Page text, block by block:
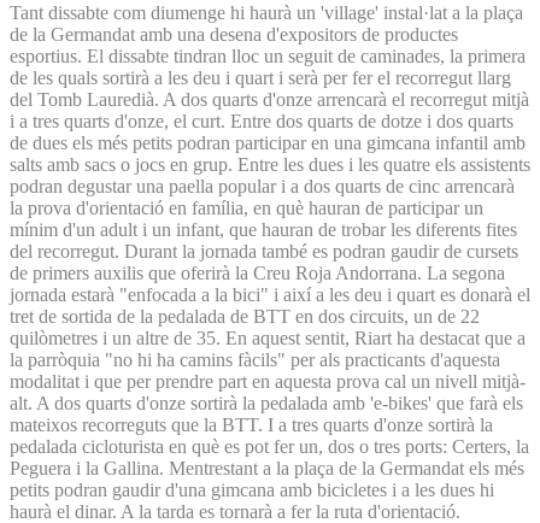
Tant dissabte com diumenge hi haurà un 'village' instal·lat a la plaça
de la Germandat amb una desena d'expositors de productes
esportius. El dissabte tindran lloc un seguit de caminades, la primera
de les quals sortirà a les deu i quart i serà per fer el recorregut llarg
del Tomb Lauredià. A dos quarts d'onze arrencarà el recorregut mitjà
i a tres quarts d'onze, el curt. Entre dos quarts de dotze i dos quarts
de dues els més petits podran participar en una gimcana infantil amb
salts amb sacs o jocs en grup. Entre les dues i les quatre els assistents
podran degustar una paella popular i a dos quarts de cinc arrencarà
la prova d'orientació en família, en què hauran de participar un
mínim d'un adult i un infant, que hauran de trobar les diferents fites
del recorregut. Durant la jornada també es podran gaudir de cursets
de primers auxilis que oferirà la Creu Roja Andorrana. La segona
jornada estarà "enfocada a la bici" i així a les deu i quart es donarà el
tret de sortida de la pedalada de BTT en dos circuits, un de 22
quilòmetres i un altre de 35. En aquest sentit, Riart ha destacat que a
la parròquia "no hi ha camins fàcils" per als practicants d'aquesta
modalitat i que per prendre part en aquesta prova cal un nivell mitjà-
alt. A dos quarts d'onze sortirà la pedalada amb 'e-bikes' que farà els
mateixos recorreguts que la BTT. I a tres quarts d'onze sortirà la
pedalada cicloturista en què es pot fer un, dos o tres ports: Certers, la
Peguera i la Gallina. Mentrestant a la plaça de la Germandat els més
petits podran gaudir d'una gimcana amb bicicletes i a les dues hi
haurà el dinar. A la tarda es tornarà a fer la ruta d'orientació.